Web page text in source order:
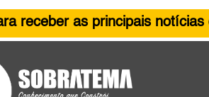
receber as principais